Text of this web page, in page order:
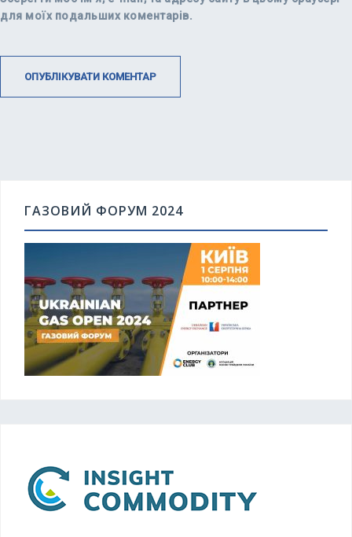
для моїх подальших коментарів.
ГАЗОВИЙ ФОРУМ 2024